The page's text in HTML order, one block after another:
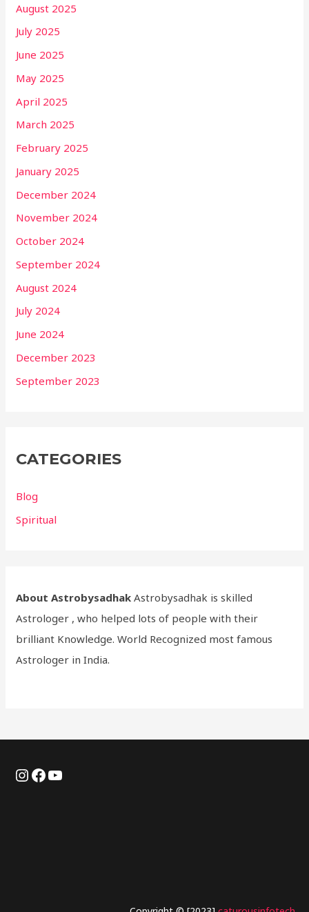
August 2025
July 2025
June 2025
May 2025
April 2025
March 2025
February 2025
January 2025
December 2024
November 2024
October 2024
September 2024
August 2024
July 2024
June 2024
December 2023
September 2023
CATEGORIES
Blog
Spiritual
About Astrobysadhak Astrobysadhak is skilled
Astrologer , who helped lots of people with their
brilliant Knowledge. World Recognized most famous
Astrologer in India.